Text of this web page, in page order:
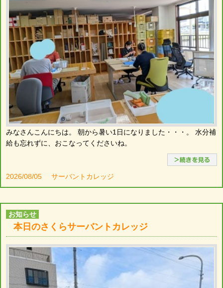
みなさんこんにちは。 朝から暑い1日になりました・・・。 水分補
給も忘れずに、おこなってくださいね。
2026/08/05 サーバントカレッジ
お知らせ
本日のさくらサーバントカレッジ